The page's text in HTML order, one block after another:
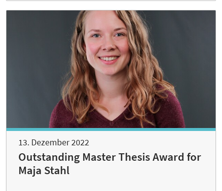
13. Dezember 2022
Outstanding Master Thesis Award for
Maja Stahl